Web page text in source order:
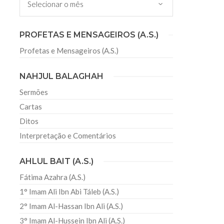
recebe o ex-ministro das
República Islâmica do Irã
o Centro Islâmico no Brasil recebeu em sua
das Relações Exteriores da República Islâmica
se visitando
PROFETAS E MENSAGEIROS (A.S.)
Profetas e Mensageiros (A.S.)
NAHJUL BALAGHAH
Sermões
Cartas
Ditos
Interpretação e Comentários
AHLUL BAIT (A.S.)
Fátima Azahra (A.S.)
1° Imam Ali Ibn Abi Táleb (A.S.)
2° Imam Al-Hassan Ibn Ali (A.S.)
3° Imam Al-Hussein Ibn Ali (A.S.)